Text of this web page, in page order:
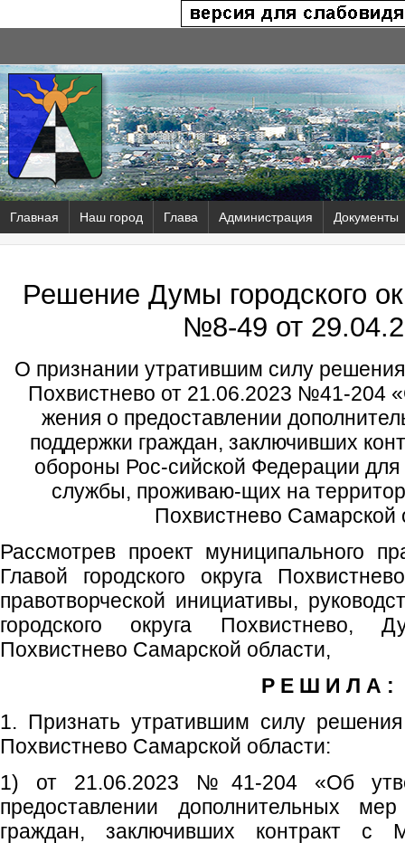
Главная Наш город Глава Администрация Документы
Решение Думы городского
№8-49 от
О признании утратившим силу решения
Похвистнево от 21.06.2023 №41-204
жения о предоставлении
поддержки граждан, заключивших
обороны Рос-сийской Федерации
службы, проживаю-щих на
Похвистнево Самарской
Рассмотрев проект муниципального
Главой городского округа
правотворческой инициативы,
городского округа Похвистнево,
Похвистнево Самарской области,
Р Е Ш И Л А :
1. Признать утратившим силу решения
Похвистнево Самарской области:
1) от 21.06.2023 №41-204 «Об
предоставлении дополнительных
граждан, заключивших контракт с